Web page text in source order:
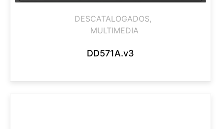
DESCATALOGADOS,
MULTIMEDIA
DD571A.v3